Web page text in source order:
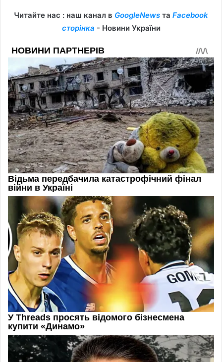
Читайте нас : наш канал в GoogleNews та Facebook
сторінка - Новини України